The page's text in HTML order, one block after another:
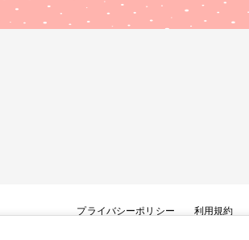
プライバシーポリシー 利用規約